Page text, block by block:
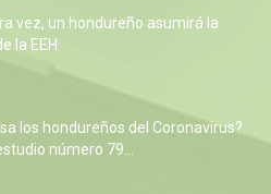
vez, un hondureño asumirá la
la EEH
los hondureños del Coronavirus?
número 79...